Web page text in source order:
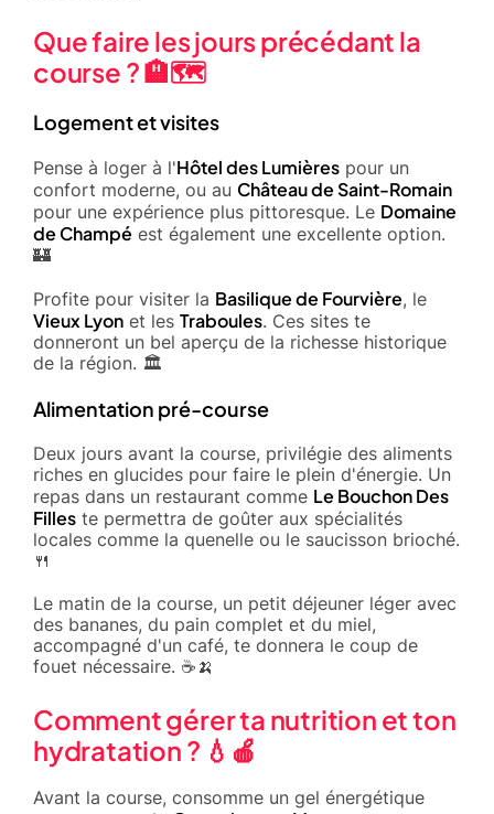
Que faire les jours précédant la
course ? 🏨🗺️
Logement et visites
Pense à loger à l'Hôtel des Lumières pour un
confort moderne, ou au Château de Saint-Romain
pour une expérience plus pittoresque. Le Domaine
de Champé est également une excellente option.
🏰
Profite pour visiter la Basilique de Fourvière, le
Vieux Lyon et les Traboules. Ces sites te
donneront un bel aperçu de la richesse historique
de la région. 🏛️
Alimentation pré-course
Deux jours avant la course, privilégie des aliments
riches en glucides pour faire le plein d'énergie. Un
repas dans un restaurant comme Le Bouchon Des
Filles te permettra de goûter aux spécialités
locales comme la quenelle ou le saucisson brioché.
🍴
Le matin de la course, un petit déjeuner léger avec
des bananes, du pain complet et du miel,
accompagné d'un café, te donnera le coup de
fouet nécessaire. ☕🍌
Comment gérer ta nutrition et ton
hydratation ? 💧🍎
Avant la course, consomme un gel énergétique